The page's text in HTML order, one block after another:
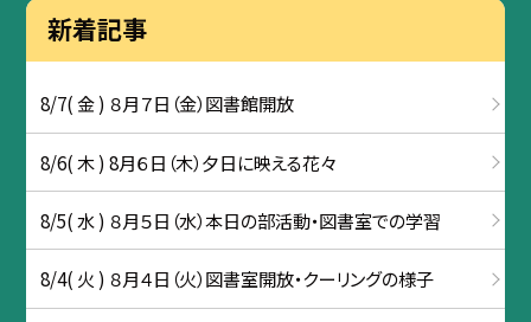
新着記事
8/7( 金 ) ８月７日（金）図書館開放
8/6( 木 ) 8月６日（木）夕日に映える花々
8/5( 水 ) ８月５日（水）本日の部活動・図書室での学習
8/4( 火 ) ８月４日（火）図書室開放・クーリングの様子